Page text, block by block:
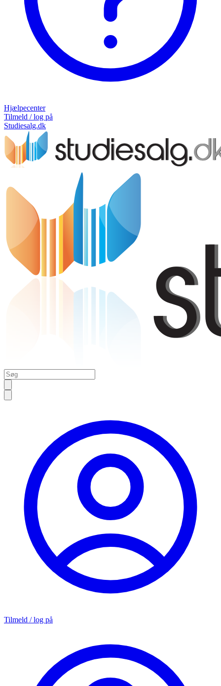
Hjælpecenter
Tilmeld / log på
Studiesalg.dk
Tilmeld / log på